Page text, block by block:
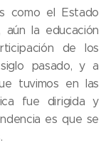
como el Estado
aún la educación
de los
pasado, y a
tuvimos en las
fue dirigida y
es que se